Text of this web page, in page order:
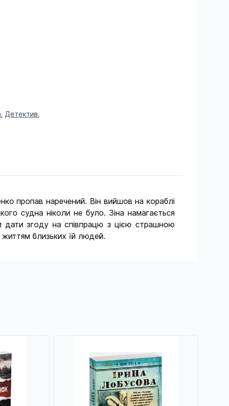
Детектив
пропав наречений. Він вийшов на кораблі
судна ніколи не було. Зіна намагається
дати згоду на співпрацю з цією страшною
життям близьких їй людей.